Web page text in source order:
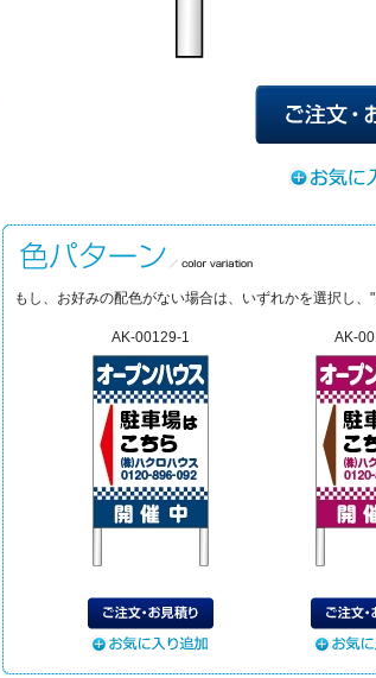
もし、お好みの配色がない場合は、いずれかを選択し
AK-00129-1 AK-